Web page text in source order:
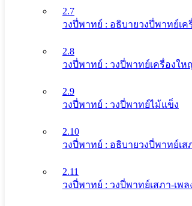
2.7
วงปี่พาทย์ : อธิบายวงปี่พาทย์เ
2.8
วงปี่พาทย์ : วงปี่พาทย์เครื่องให
2.9
วงปี่พาทย์ : วงปี่พาทย์ไม้แข็ง
2.10
วงปี่พาทย์ : อธิบายวงปี่พาทย์เส
2.11
วงปี่พาทย์ : วงปี่พาทย์เสภา-เพล